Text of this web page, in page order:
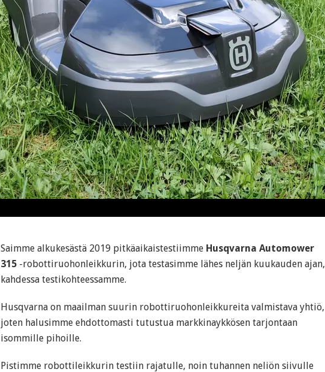
Saimme alkukesästä 2019 pitkäaikaistestiimme Husqvarna Automower
315 -robottiruohonleikkurin, jota testasimme lähes neljän kuukauden ajan,
kahdessa testikohteessamme.
Husqvarna on maailman suurin robottiruohonleikkureita valmistava yhtiö,
joten halusimme ehdottomasti tutustua markkinaykkösen tarjontaan
isommille pihoille.
Pistimme robottileikkurin testiin rajatulle, noin tuhannen neliön siivulle